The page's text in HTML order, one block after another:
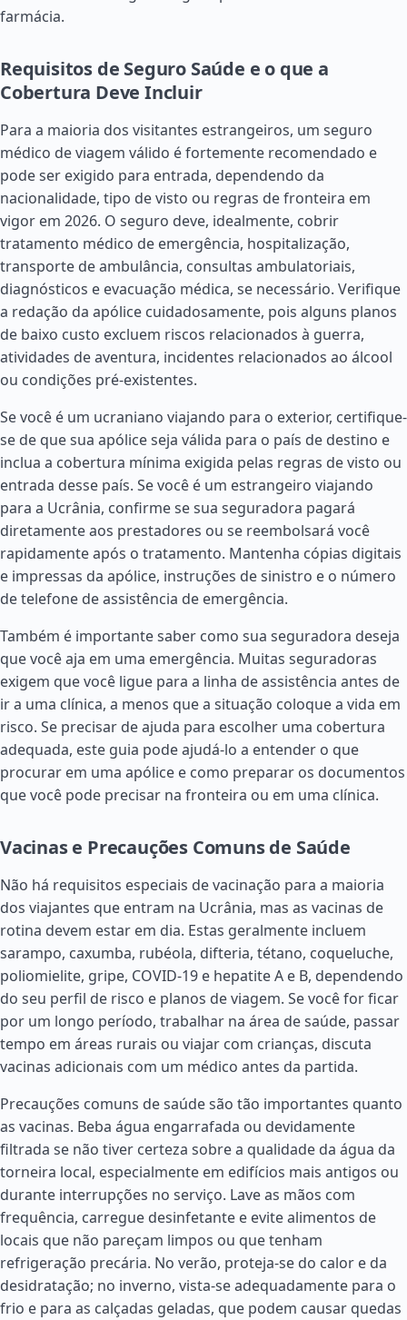
farmácia.
Requisitos de Seguro Saúde e o que a
Cobertura Deve Incluir
Para a maioria dos visitantes estrangeiros, um seguro
médico de viagem válido é fortemente recomendado e
pode ser exigido para entrada, dependendo da
nacionalidade, tipo de visto ou regras de fronteira em
vigor em 2026. O seguro deve, idealmente, cobrir
tratamento médico de emergência, hospitalização,
transporte de ambulância, consultas ambulatoriais,
diagnósticos e evacuação médica, se necessário. Verifique
a redação da apólice cuidadosamente, pois alguns planos
de baixo custo excluem riscos relacionados à guerra,
atividades de aventura, incidentes relacionados ao álcool
ou condições pré-existentes.
Se você é um ucraniano viajando para o exterior, certifique-
se de que sua apólice seja válida para o país de destino e
inclua a cobertura mínima exigida pelas regras de visto ou
entrada desse país. Se você é um estrangeiro viajando
para a Ucrânia, confirme se sua seguradora pagará
diretamente aos prestadores ou se reembolsará você
rapidamente após o tratamento. Mantenha cópias digitais
e impressas da apólice, instruções de sinistro e o número
de telefone de assistência de emergência.
Também é importante saber como sua seguradora deseja
que você aja em uma emergência. Muitas seguradoras
exigem que você ligue para a linha de assistência antes de
ir a uma clínica, a menos que a situação coloque a vida em
risco. Se precisar de ajuda para escolher uma cobertura
adequada, este guia pode ajudá-lo a entender o que
procurar em uma apólice e como preparar os documentos
que você pode precisar na fronteira ou em uma clínica.
Vacinas e Precauções Comuns de Saúde
Não há requisitos especiais de vacinação para a maioria
dos viajantes que entram na Ucrânia, mas as vacinas de
rotina devem estar em dia. Estas geralmente incluem
sarampo, caxumba, rubéola, difteria, tétano, coqueluche,
poliomielite, gripe, COVID-19 e hepatite A e B, dependendo
do seu perfil de risco e planos de viagem. Se você for ficar
por um longo período, trabalhar na área de saúde, passar
tempo em áreas rurais ou viajar com crianças, discuta
vacinas adicionais com um médico antes da partida.
Precauções comuns de saúde são tão importantes quanto
as vacinas. Beba água engarrafada ou devidamente
filtrada se não tiver certeza sobre a qualidade da água da
torneira local, especialmente em edifícios mais antigos ou
durante interrupções no serviço. Lave as mãos com
frequência, carregue desinfetante e evite alimentos de
locais que não pareçam limpos ou que tenham
refrigeração precária. No verão, proteja-se do calor e da
desidratação; no inverno, vista-se adequadamente para o
frio e para as calçadas geladas, que podem causar quedas